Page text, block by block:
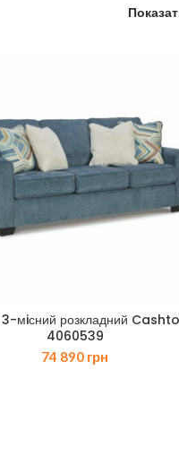
мiсний розкладний
4060539
74 890 грн